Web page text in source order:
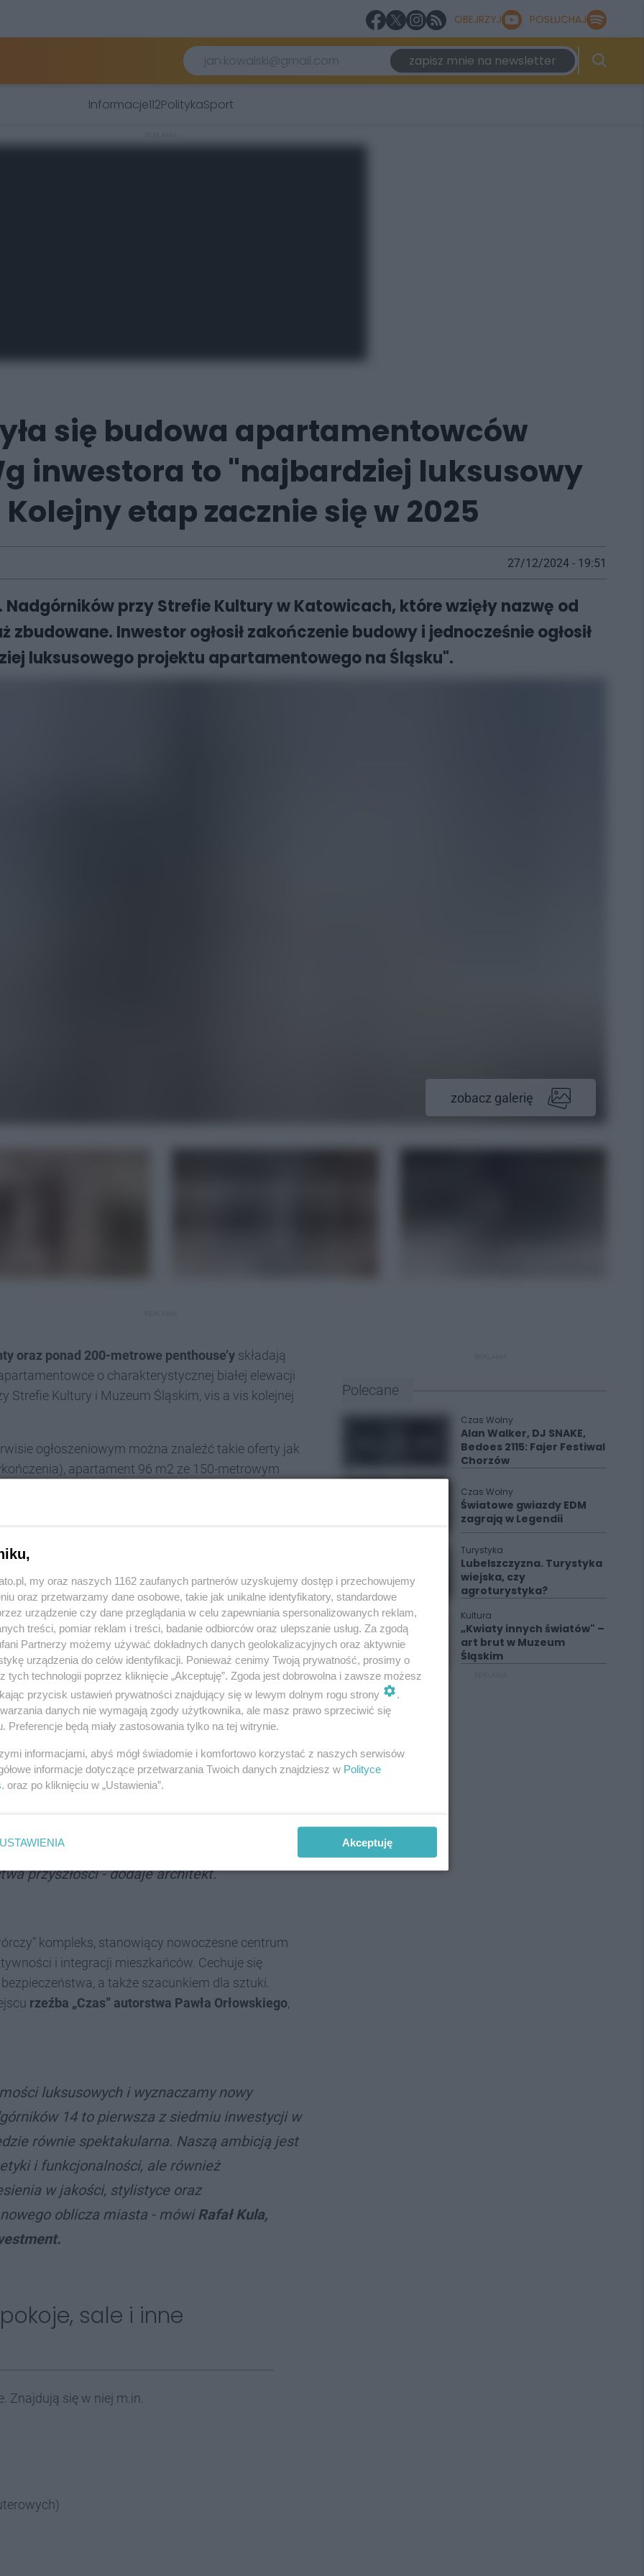
OBEJRZYJ POSŁUCHAJ
zapisz mnie na newsletter
Informacje112PolitykaSport
się budowa apartamentowców
inwestora to "najbardziej luksusowy
etap zacznie się w 2025
27/12/2024 - 19:51
przy Strefie Kultury w Katowicach, które wzięły nazwę od
Inwestor ogłosił zakończenie budowy i jednocześnie ogłosił
luksusowego projektu apartamentowego na Śląsku".
zobacz galerię
oraz ponad 200-metrowe penthouse’y składają
o charakterystycznej białej elewacji
Strefie Kultury i Muzeum Śląskim, vis a vis kolejnej
ogłoszeniowym można znaleźć takie oferty jak
apartament 96 m2 ze 150-metrowym
14 już
prestiżowa inwestycja mieszkaniowa w
oczekiwany projekt premium na Śląsku".
było stworzenie koncepcji budynku, który
potrzeby mieszkańców, ale także wpisuje
się aglomeracji śląskiej -mówi Wojciech
Katowic. Projekt ten plasuje Katowice
mieszkaniowej w Polsce, będąc
przyszłości - dodaje architekt.
kompleks, stanowiący nowoczesne centrum
i integracji mieszkańców. Cechuje się
a także szacunkiem dla sztuki.
rzeźba „Czas” autorstwa Pawła Orłowskiego
luksusowych i wyznaczamy nowy
14 to pierwsza z siedmiu inwestycji w
równie spektakularna. Naszą ambicją jest
i funkcjonalności, ale również
w jakości, stylistyce oraz
oblicza miasta - mówiRafał Kula,
sale i inne
Znajdują się w niej m.in.
Polecane
Czas Wolny
Alan Walker, DJ SNAKE,
Bedoes 2115: Fajer Festiwal
Chorzów
Czas Wolny
Światowe gwiazdy EDM
zagrają w Legendii
Turystyka
Lubelszczyzna. Turystyka
wiejska, czy
agroturystyka?
Kultura
„Kwiaty innych światów" –
art brut w Muzeum
Śląskim
my oraz naszych 1162 zaufanych partnerów uzyskujemy dostęp i przechowujemy
oraz przetwarzamy dane osobowe, takie jak unikalne identyfikatory, standardowe
urządzenie czy dane przeglądania w celu zapewniania spersonalizowanych reklam,
treści, pomiar reklam i treści, badanie odbiorców oraz ulepszanie usług. Za zgodą
Partnerzy możemy używać dokładnych danych geolokalizacyjnych oraz aktywnie
urządzenia do celów identyfikacji. Ponieważ cenimy Twoją prywatność, prosimy o
tych technologii poprzez kliknięcie „Akceptuję”. Zgoda jest dobrowolna i zawsze możesz
przycisk ustawień prywatności znajdujący się w lewym dolnym rogu strony
.
danych nie wymagają zgody użytkownika, ale masz prawo sprzeciwić się
Preferencje będą miały zastosowania tylko na tej witrynie.
informacjami, abyś mógł świadomie i komfortowo korzystać z naszych serwisów
informacje dotyczące przetwarzania Twoich danych znajdziesz w Polityce
. oraz po kliknięciu w „Ustawienia”.
USTAWIENIA Akceptuję